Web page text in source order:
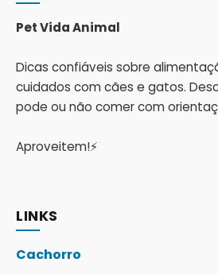
Pet Vida Animal
Dicas confiáveis sobre
cuidados com cães e gatos.
pode ou não comer com
Aproveitem!⚡
LINKS
Cachorro